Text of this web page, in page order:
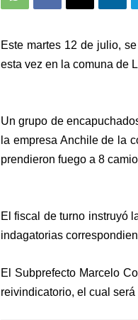
Este martes 12 de julio,
esta vez en la comuna de
Un grupo de
la empresa Anchile de la
prendieron fuego a 8
El fiscal de turno instruyó
indagatorias
El Subprefecto Marcelo
reivindicatorio, el cual